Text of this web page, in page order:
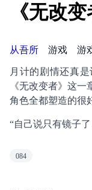
《无改变
从吾所 游戏 游
月计的剧情还真
《无改变者》这
角色全都塑造的很
“自己说只有镜子
084